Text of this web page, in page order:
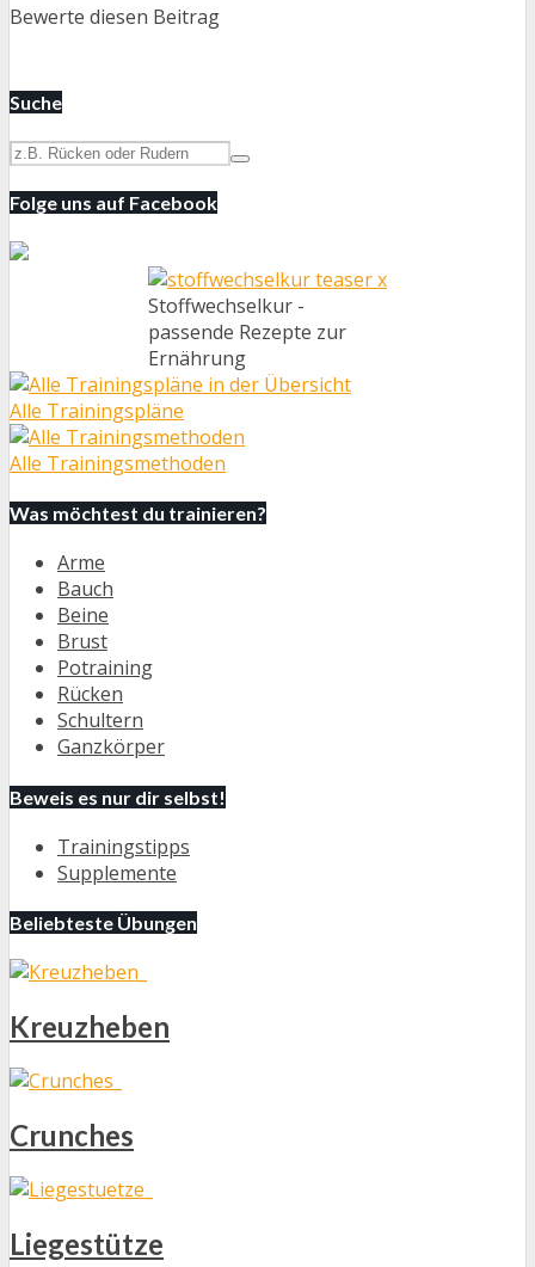
Bewerte diesen Beitrag
Suche
Folge uns auf Facebook
Stoffwechselkur -
passende Rezepte zur
Ernährung
Alle Trainingspläne
Alle Trainingsmethoden
Was möchtest du trainieren?
Arme
Bauch
Beine
Brust
Potraining
Rücken
Schultern
Ganzkörper
Beweis es nur dir selbst!
Trainingstipps
Supplemente
Beliebteste Übungen
Kreuzheben
Crunches
Liegestütze